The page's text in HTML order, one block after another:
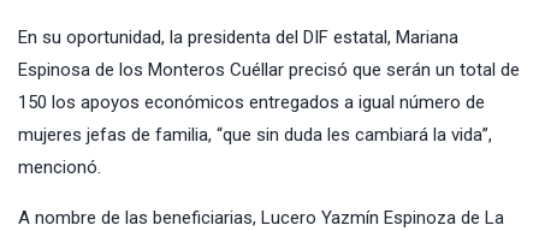
En su oportunidad, la presidenta del DIF estatal, Mariana
Espinosa de los Monteros Cuéllar precisó que serán un total de
150 los apoyos económicos entregados a igual número de
mujeres jefas de familia, “que sin duda les cambiará la vida”,
mencionó.
A nombre de las beneficiarias, Lucero Yazmín Espinoza de La